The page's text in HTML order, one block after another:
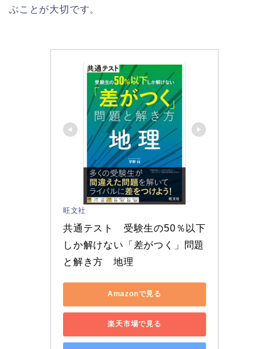
ぶことが大切です。
旺文社
共通テスト　受験生の50％以下
しか解けない「差がつく」問題
と解き方　地理
Amazonで見る
楽天市場で見る